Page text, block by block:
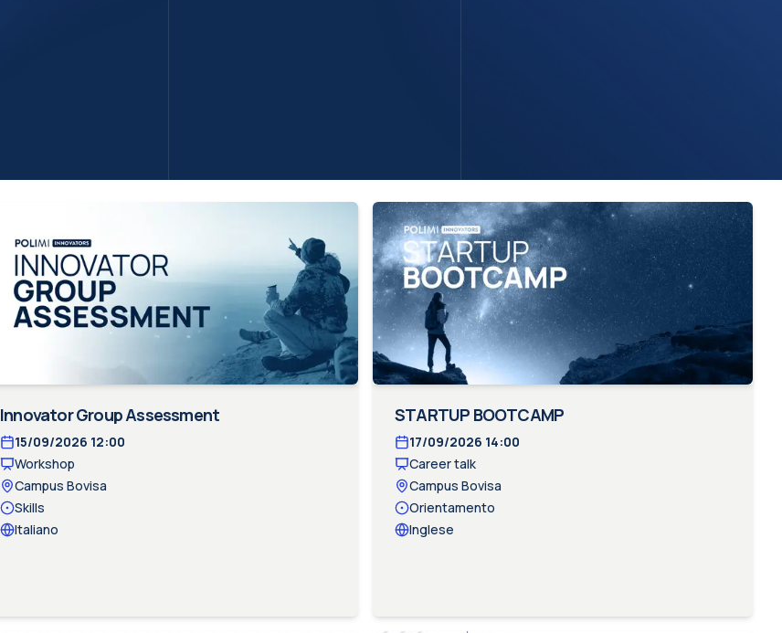
Innovator Group Assessment
15/09/2026 12:00
Workshop
Campus Bovisa
Skills
Italiano
STARTUP BOOTCAMP
17/09/2026 14:00
Career talk
Campus Bovisa
Orientamento
Inglese